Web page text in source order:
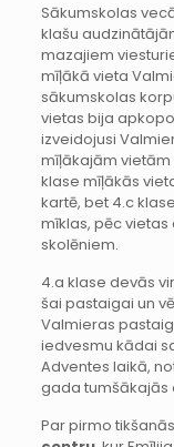
Sākumskolas
klašu
mazajiem
mīļākā vieta
sākumskolas
vietas bija
izveidojusi
mīļākajām vietām
klase mīļākās
kartē, bet 4.c
mīklas, pēc
skolēniem.
4.a klase devās
šai pastaigai un
Valmieras
iedvesmu kādai
Adventes laikā,
gada tumšākajās
Par pirmo